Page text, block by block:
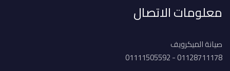
معلومات الاتصال
صيانة الميكرويف
01128711178 - 01111505592